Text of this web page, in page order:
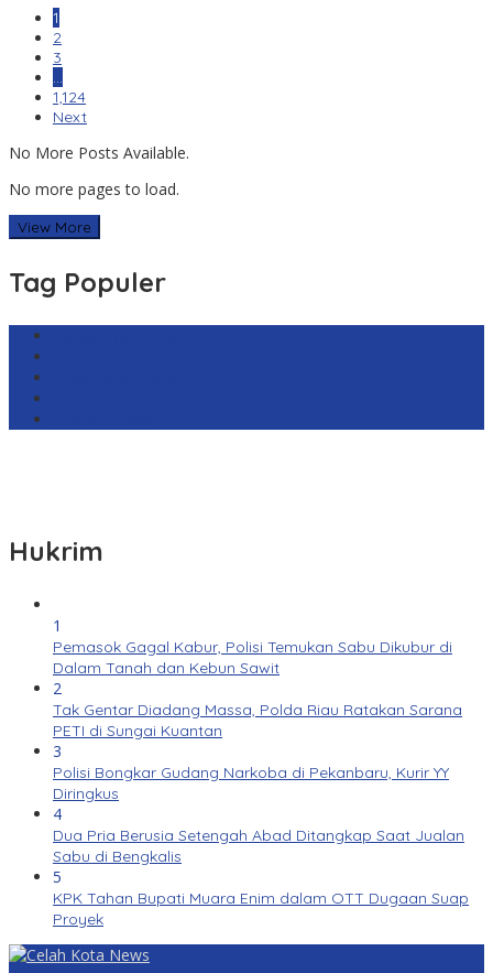
1
2
3
…
1,124
Next
No More Posts Available.
No more pages to load.
View More
Tag Populer
Hukrim
1
Pemasok Gagal Kabur, Polisi Temukan Sabu Dikubur di
Dalam Tanah dan Kebun Sawit
2
Tak Gentar Diadang Massa, Polda Riau Ratakan Sarana
PETI di Sungai Kuantan
3
Polisi Bongkar Gudang Narkoba di Pekanbaru, Kurir YY
Diringkus
4
Dua Pria Berusia Setengah Abad Ditangkap Saat Jualan
Sabu di Bengkalis
5
KPK Tahan Bupati Muara Enim dalam OTT Dugaan Suap
Proyek